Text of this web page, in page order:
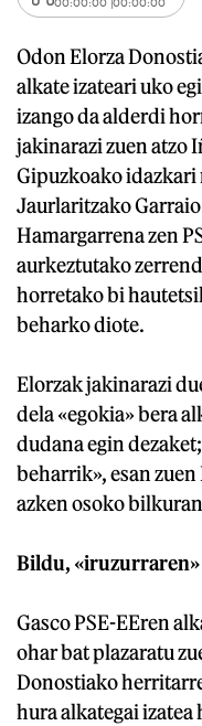
Odon Elorza
alkate izateari uko
izango da alderdi
jakinarazi zuen atzo
Gipuzkoako idazkari
Jaurlaritzako
Hamargarrena zen
aurkeztutako
horretako bi
beharko diote.
Elorzak jakinarazi
dela «egokia» bera
dudana egin
beharrik», esan
azken osoko
Bildu,
Gasco PSE-EEren
ohar bat plazaratu
Donostiako
hura alkategai izatea